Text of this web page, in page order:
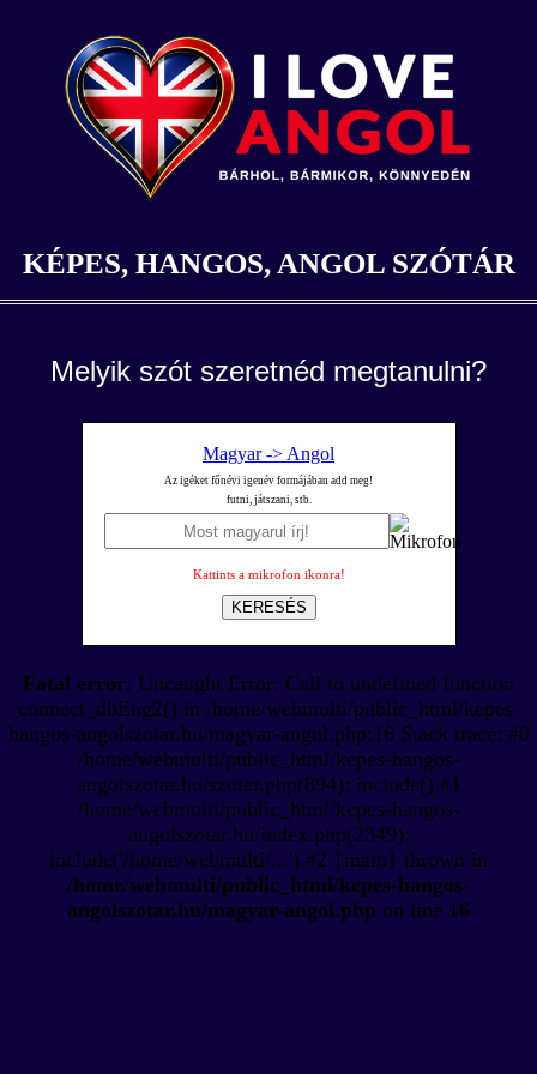
KÉPES, HANGOS, ANGOL SZÓTÁR
Melyik szót szeretnéd megtanulni?
Magyar -> Angol
Az igéket főnévi igenév formájában add meg!
futni, játszani, stb.
Kattints a mikrofon ikonra!
KERESÉS
Fatal error: Uncaught Error: Call to undefined function
connect_dbEng2() in /home/webmulti/public_html/kepes-
hangos-angolszotar.hu/magyar-angol.php:16 Stack trace: #0
/home/webmulti/public_html/kepes-hangos-
angolszotar.hu/szotar.php(894): include() #1
/home/webmulti/public_html/kepes-hangos-
angolszotar.hu/index.php(2349):
include('/home/webmulti/...') #2 {main} thrown in
/home/webmulti/public_html/kepes-hangos-
angolszotar.hu/magyar-angol.php on line 16